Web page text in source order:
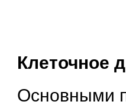
Клеточное
Основными